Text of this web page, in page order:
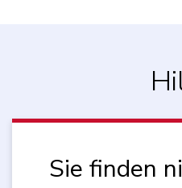
Sie finden